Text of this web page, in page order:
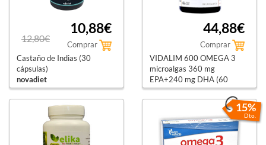
12,80€
10,88€
Comprar
Castaño de Indias (30
cápsulas)
novadiet
44,88€
Comprar
VIDALIM 600 OMEGA 3
microalgas 360 mg
EPA+240 mg DHA (60
cápsulas)
vidalim
15%
Dto.